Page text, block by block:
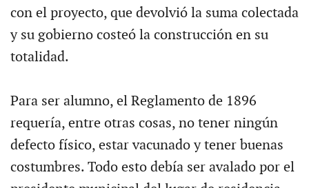
con el proyecto, que devolvió la suma colectada
y su gobierno costeó la construcción en su
totalidad.
Para ser alumno, el Reglamento de 1896
requería, entre otras cosas, no tener ningún
defecto físico, estar vacunado y tener buenas
costumbres. Todo esto debía ser avalado por el